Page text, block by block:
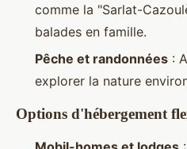
comme la "Sarlat-
balades en famille.
Pêche et randonnées :
explorer la nature
Options d'hébergement